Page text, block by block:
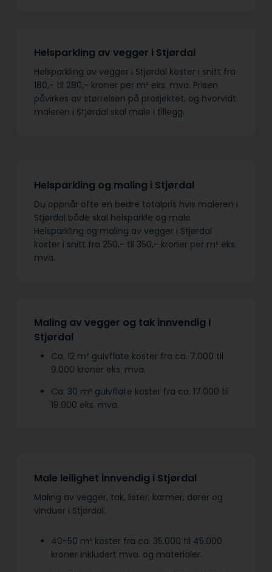
Helsparkling av vegger i Stjørdal
Helsparkling av vegger i Stjørdal koster i snitt fra
180,- til 280,- kroner per m² eks. mva. Prisen
påvirkes av størrelsen på prosjektet, og hvorvidt
maleren i Stjørdal skal male i tillegg.
Helsparkling og maling i Stjørdal
Du oppnår ofte en bedre totalpris hvis maleren i
Stjørdal både skal helsparkle og male.
Helsparkling og maling av vegger i Stjørdal
koster i snitt fra 250,- til 350,- kroner per m² eks.
mva.
Maling av vegger og tak innvendig i
Stjørdal
Ca. 12 m² gulvflate koster fra ca. 7.000 til
9.000 kroner eks. mva.
Ca. 30 m² gulvflate koster fra ca. 17.000 til
19.000 eks. mva.
Male leilighet innvendig i Stjørdal
Maling av vegger, tak, lister, karmer, dører og
vinduer i Stjørdal.
40-50 m² koster fra ca. 35.000 til 45.000
kroner inkludert mva. og materialer.